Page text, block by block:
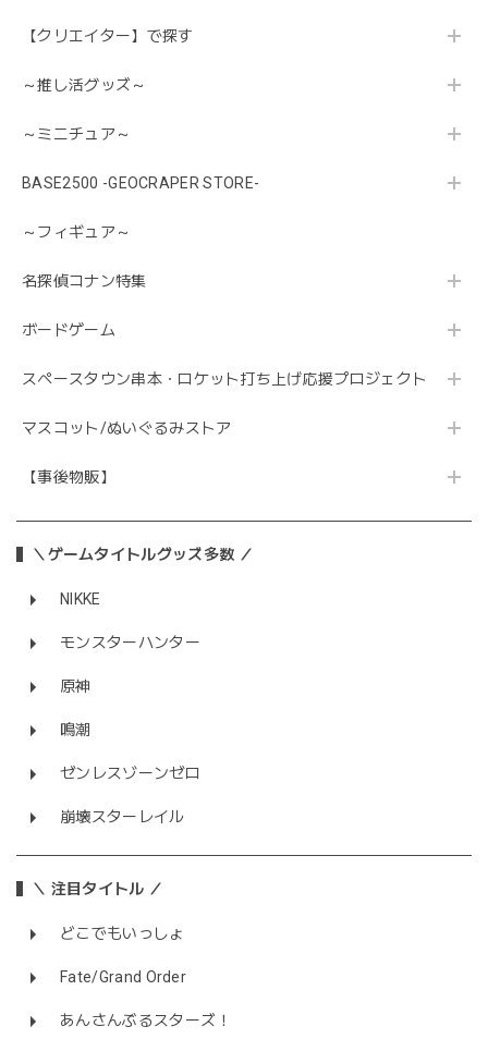
【クリエイター】で探す
～推し活グッズ～
～ミニチュア～
BASE2500 -GEOCRAPER STORE-
～フィギュア～
名探偵コナン特集
ボードゲーム
スペースタウン串本・ロケット打ち上げ応援プロジェクト
マスコット/ぬいぐるみストア
【事後物販】
＼ゲームタイトルグッズ多数 ／
NIKKE
モンスターハンター
原神
鳴潮
ゼンレスゾーンゼロ
崩壊スターレイル
＼ 注目タイトル ／
どこでもいっしょ
Fate/Grand Order
あんさんぶるスターズ！